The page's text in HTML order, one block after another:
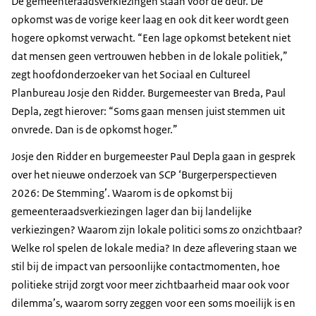
beginnen eerst even bij het meerjarenplan. Ja
2026 nieuw meerjarenplan. Wat zijn voor jou de
belangrijkste speerpunten de komende jaren?
Karen van Oudenhoven
Allereerst willen wij onze metingen rond hoe het
staat met de samenleving. Dus hoe het land ervoor
staat in termen van het welbevinden van
gaat in een diverse samenleving. En ook in de
relatie tussen burgers en de overheid, verder
aanscherpen, actueler maken en ook koppelen
aan de begrotingscyclus. Dus het verschijnen van
de miljoenennota in Den Haag en ook de
voorjaarsnota. Zodat we op die momenten ook uit
kunnen komen met onze kennis. En rond het
thema weerbaarheid wat je al even aankondigde
is het heel belangrijk om een actueel beeld te
minimumstandaard vallen. Dus bijvoorbeeld
onder de armoedegrens vallen. Ja, waar de
Nederlandse samenleving gewoon niet zo goed
voor is, zal ik het zo maar zeggen.
Sarah Hardus
Bij gelijk blijvend beleid als we dan eigenlijk
ontwikkelingen doortrekken richting je toekomst,
dan zouden die knelpunten toenemen. Maar dat
betekent niet dat je er niks aan kan doen. Kijk, de
politiek heeft altijd keuzes te maken en je kan er
wel degelijk invloed op uitoefenen.
Anic van Damme
Welkom bij de staat van ons, de maandelijkse
podcast van het Sociaal en Cultureel Planbureau.
Mijn naam is Anic van Damme en in deze serie
onderzoeken we hoe Nederland er voor staat. Dat
opkomst was de vorige keer laag en ook dit keer wordt geen
hogere opkomst verwacht. “Een lage opkomst betekent niet
dat mensen geen vertrouwen hebben in de lokale politiek,”
zegt hoofdonderzoeker van het Sociaal en Cultureel
Planbureau Josje den Ridder. Burgemeester van Breda, Paul
Depla, zegt hierover: “Soms gaan mensen juist stemmen uit
onvrede. Dan is de opkomst hoger.”
Josje den Ridder en burgemeester Paul Depla gaan in gesprek
over het nieuwe onderzoek van SCP ‘Burgerperspectieven
2026: De Stemming’. Waarom is de opkomst bij
gemeenteraadsverkiezingen lager dan bij landelijke
verkiezingen? Waarom zijn lokale politici soms zo onzichtbaar?
Welke rol spelen de lokale media? In deze aflevering staan we
stil bij de impact van persoonlijke contactmomenten, hoe
politieke strijd zorgt voor meer zichtbaarheid maar ook voor
dilemma’s, waarom sorry zeggen voor een soms moeilijk is en